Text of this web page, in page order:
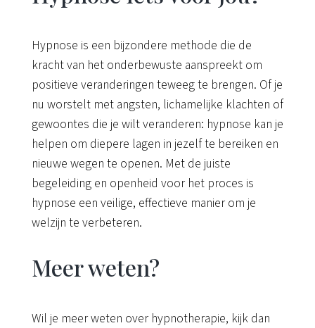
Hypnose is een bijzondere methode die de
kracht van het onderbewuste aanspreekt om
positieve veranderingen teweeg te brengen. Of je
nu worstelt met angsten, lichamelijke klachten of
gewoontes die je wilt veranderen: hypnose kan je
helpen om diepere lagen in jezelf te bereiken en
nieuwe wegen te openen. Met de juiste
begeleiding en openheid voor het proces is
hypnose een veilige, effectieve manier om je
welzijn te verbeteren.
Meer weten?
Wil je meer weten over hypnotherapie, kijk dan